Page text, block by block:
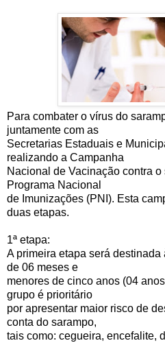
Para combater o vírus do
juntamente com as
Secretarias Estaduais e
realizando a Campanha
Nacional de Vacinação contra
Programa Nacional
de Imunizações (PNI). Esta
duas etapas.
1ª etapa:
A primeira etapa será
de 06 meses e
menores de cinco anos (04
grupo é prioritário
por apresentar maior risco de
conta do sarampo,
tais como: cegueira, encefalite,